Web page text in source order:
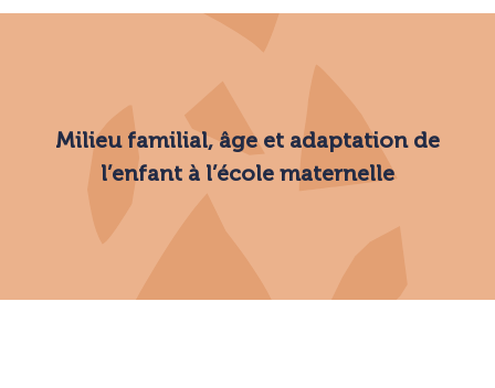
Milieu familial, âge et adaptation de
l’enfant à l’école maternelle